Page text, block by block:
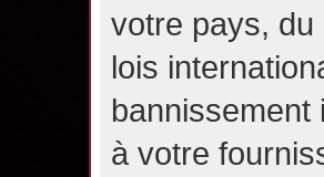
votre pays, du
lois
bannissement
à votre